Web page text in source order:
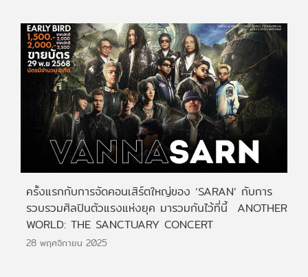
ครั้งแรกกับการจัดคอนเสิร์ตใหญ่ของ ‘SARAN’ กับการ
รวบรวมศิลปินตัวแรงแห่งยุค มารวมกันไว้ที่นี้ ANOTHER
WORLD: THE SANCTUARY CONCERT
28 พฤศจิกายน 2025